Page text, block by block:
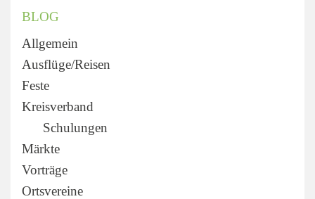
BLOG
Allgemein
Ausflüge/Reisen
Feste
Kreisverband
Schulungen
Märkte
Vorträge
Ortsvereine